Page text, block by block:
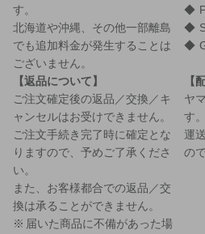
ヤ
す。
運
の
す。
北海道や沖縄、その他一部離島
でも追加料金が発生することは
ございません。
返品について
ご注文確定後の返品／交換／キ
ャンセルはお受けできません。
ご注文手続き完了時に確定とな
りますので、予めご了承くださ
い。
また、お客様都合での返品／交
換は承ることができません。
届いた商品に不備があった場